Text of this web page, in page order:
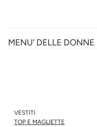
MENU' DELLE DONNE
VESTITI
TOP E MAGLIETTE